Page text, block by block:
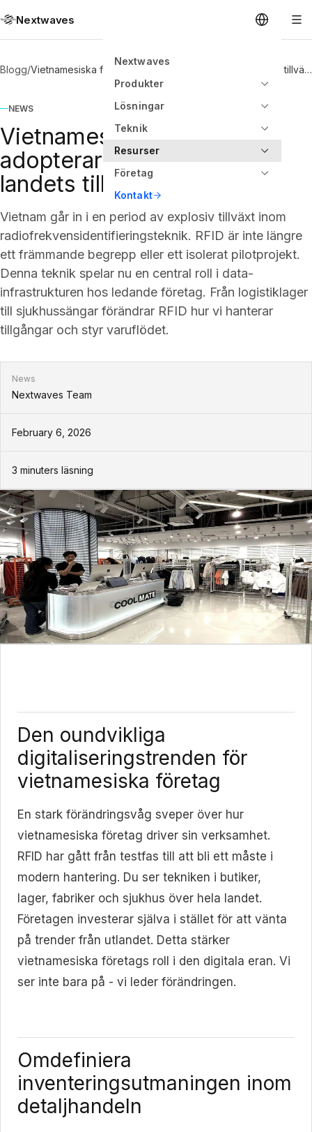
Nextwaves
Nextwaves
Produkter
Lösningar
Teknik
Resurser
Företag
Kontakt
Blogg/ Vietnamesiska företag adopterar snabbt RFID i landets tillväxtperiod.
NEWS
Vietnamesiska företag
adopterar snabbt RFID i
landets tillväxtperiod.
Vietnam går in i en period av explosiv tillväxt inom
radiofrekvensidentifieringsteknik. RFID är inte längre
ett främmande begrepp eller ett isolerat pilotprojekt.
Denna teknik spelar nu en central roll i data-
infrastrukturen hos ledande företag. Från logistiklager
till sjukhussängar förändrar RFID hur vi hanterar
tillgångar och styr varuflödet.
News
Nextwaves Team
February 6, 2026
3 minuters läsning
Den oundvikliga
digitaliseringstrenden för
vietnamesiska företag
En stark förändringsvåg sveper över hur
vietnamesiska företag driver sin verksamhet.
RFID har gått från testfas till att bli ett måste i
modern hantering. Du ser tekniken i butiker,
lager, fabriker och sjukhus över hela landet.
Företagen investerar själva i stället för att vänta
på trender från utlandet. Detta stärker
vietnamesiska företags roll i den digitala eran. Vi
ser inte bara på - vi leder förändringen.
Omdefiniera
inventeringsutmaningen inom
detaljhandeln